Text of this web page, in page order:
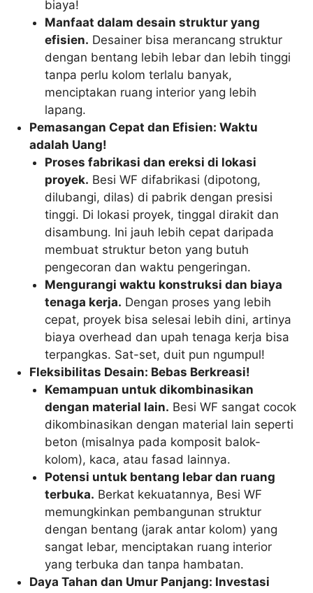
biaya!
Manfaat dalam desain struktur yang
efisien. Desainer bisa merancang struktur
dengan bentang lebih lebar dan lebih tinggi
tanpa perlu kolom terlalu banyak,
menciptakan ruang interior yang lebih
lapang.
Pemasangan Cepat dan Efisien: Waktu
adalah Uang!
Proses fabrikasi dan ereksi di lokasi
proyek. Besi WF difabrikasi (dipotong,
dilubangi, dilas) di pabrik dengan presisi
tinggi. Di lokasi proyek, tinggal dirakit dan
disambung. Ini jauh lebih cepat daripada
membuat struktur beton yang butuh
pengecoran dan waktu pengeringan.
Mengurangi waktu konstruksi dan biaya
tenaga kerja. Dengan proses yang lebih
cepat, proyek bisa selesai lebih dini, artinya
biaya overhead dan upah tenaga kerja bisa
terpangkas. Sat-set, duit pun ngumpul!
Fleksibilitas Desain: Bebas Berkreasi!
Kemampuan untuk dikombinasikan
dengan material lain. Besi WF sangat cocok
dikombinasikan dengan material lain seperti
beton (misalnya pada komposit balok-
kolom), kaca, atau fasad lainnya.
Potensi untuk bentang lebar dan ruang
terbuka. Berkat kekuatannya, Besi WF
memungkinkan pembangunan struktur
dengan bentang (jarak antar kolom) yang
sangat lebar, menciptakan ruang interior
yang terbuka dan tanpa hambatan.
Daya Tahan dan Umur Panjang: Investasi